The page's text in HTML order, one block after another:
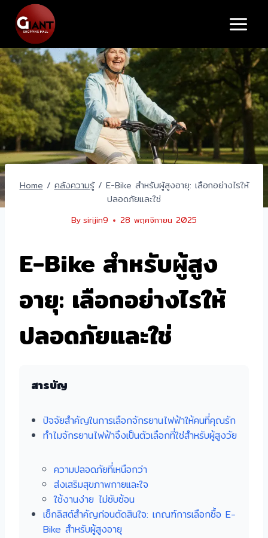
content
Home / คลังความรู้ / E-Bike สำหรับผู้สูงอายุ: เลือกอย่างไรให้
ปลอดภัยและใช่
Bysirijin9 28 พฤศจิกายน 2025
E-Bike สำหรับผู้สูง
อายุ: เลือกอย่างไรให้
ปลอดภัยและใช่
สารบัญ
ปัจจัยสำคัญในการเลือกจักรยานไฟฟ้าให้คนที่คุณรัก
ทำไมจักรยานไฟฟ้าจึงเป็นตัวเลือกที่ใช่สำหรับผู้สูงวัย
ความปลอดภัยที่เหนือกว่า
ส่งเสริมสุขภาพกายและใจ
ใช้งานง่าย ไม่ซับซ้อน
เช็กลิสต์สำคัญก่อนตัดสินใจ: เกณฑ์การเลือกซื้อ E-
Bike สำหรับผู้สูงอายุ